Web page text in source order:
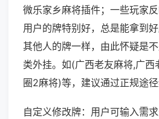
微乐家乡麻将插件；一些玩家
用户的牌特别好，总是能拿到
其他人的牌一样，由此怀疑是
类外挂。如(广西老友麻将,广西
圈2麻将)等，建议通过正规途径
自定义修改牌：用户可输入需